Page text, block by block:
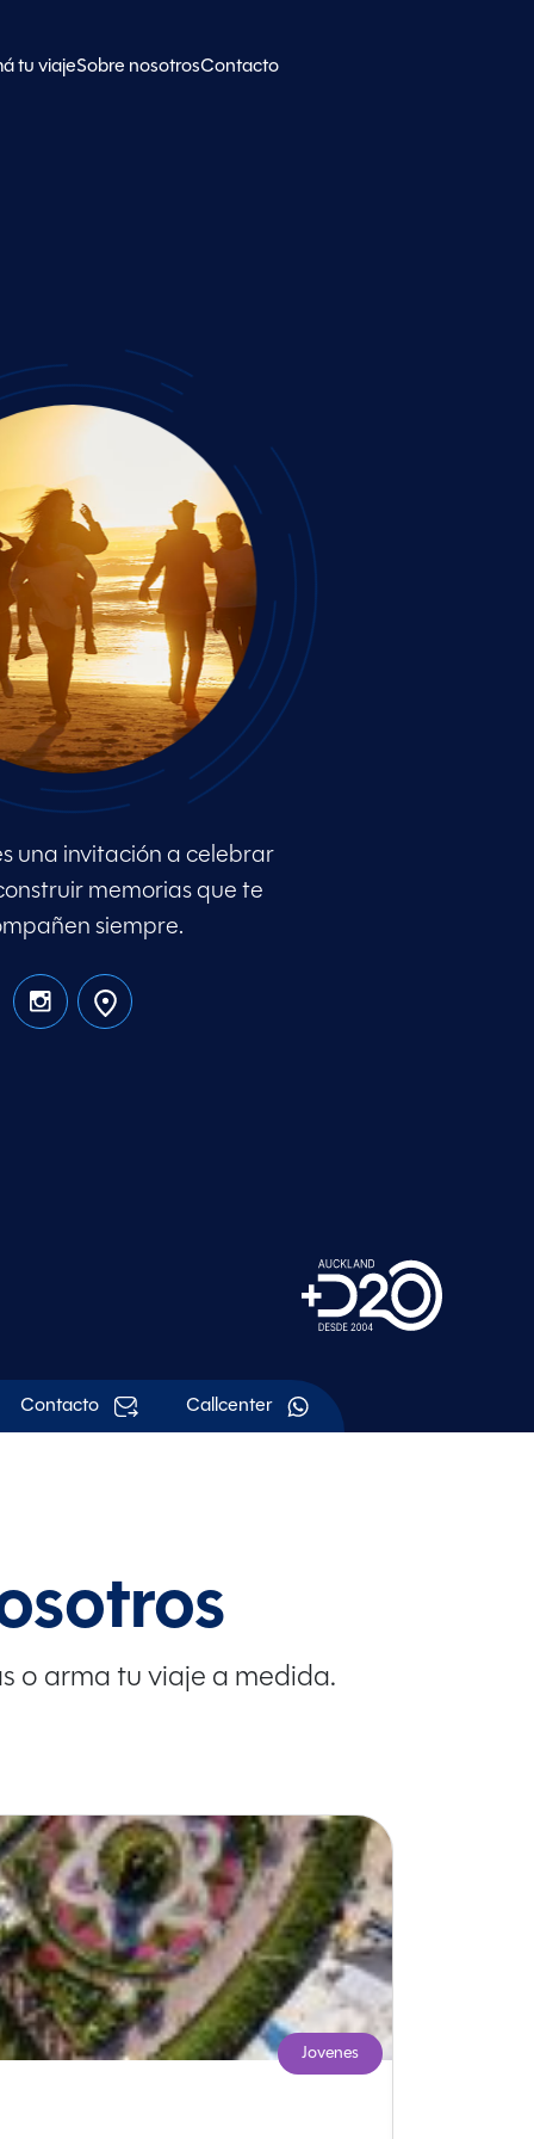
tu viajeSobre nosotrosContacto
una invitación a celebrar
memorias que te
siempre.
Contacto Callcenter
o arma tu viaje a medida.
Jovenes